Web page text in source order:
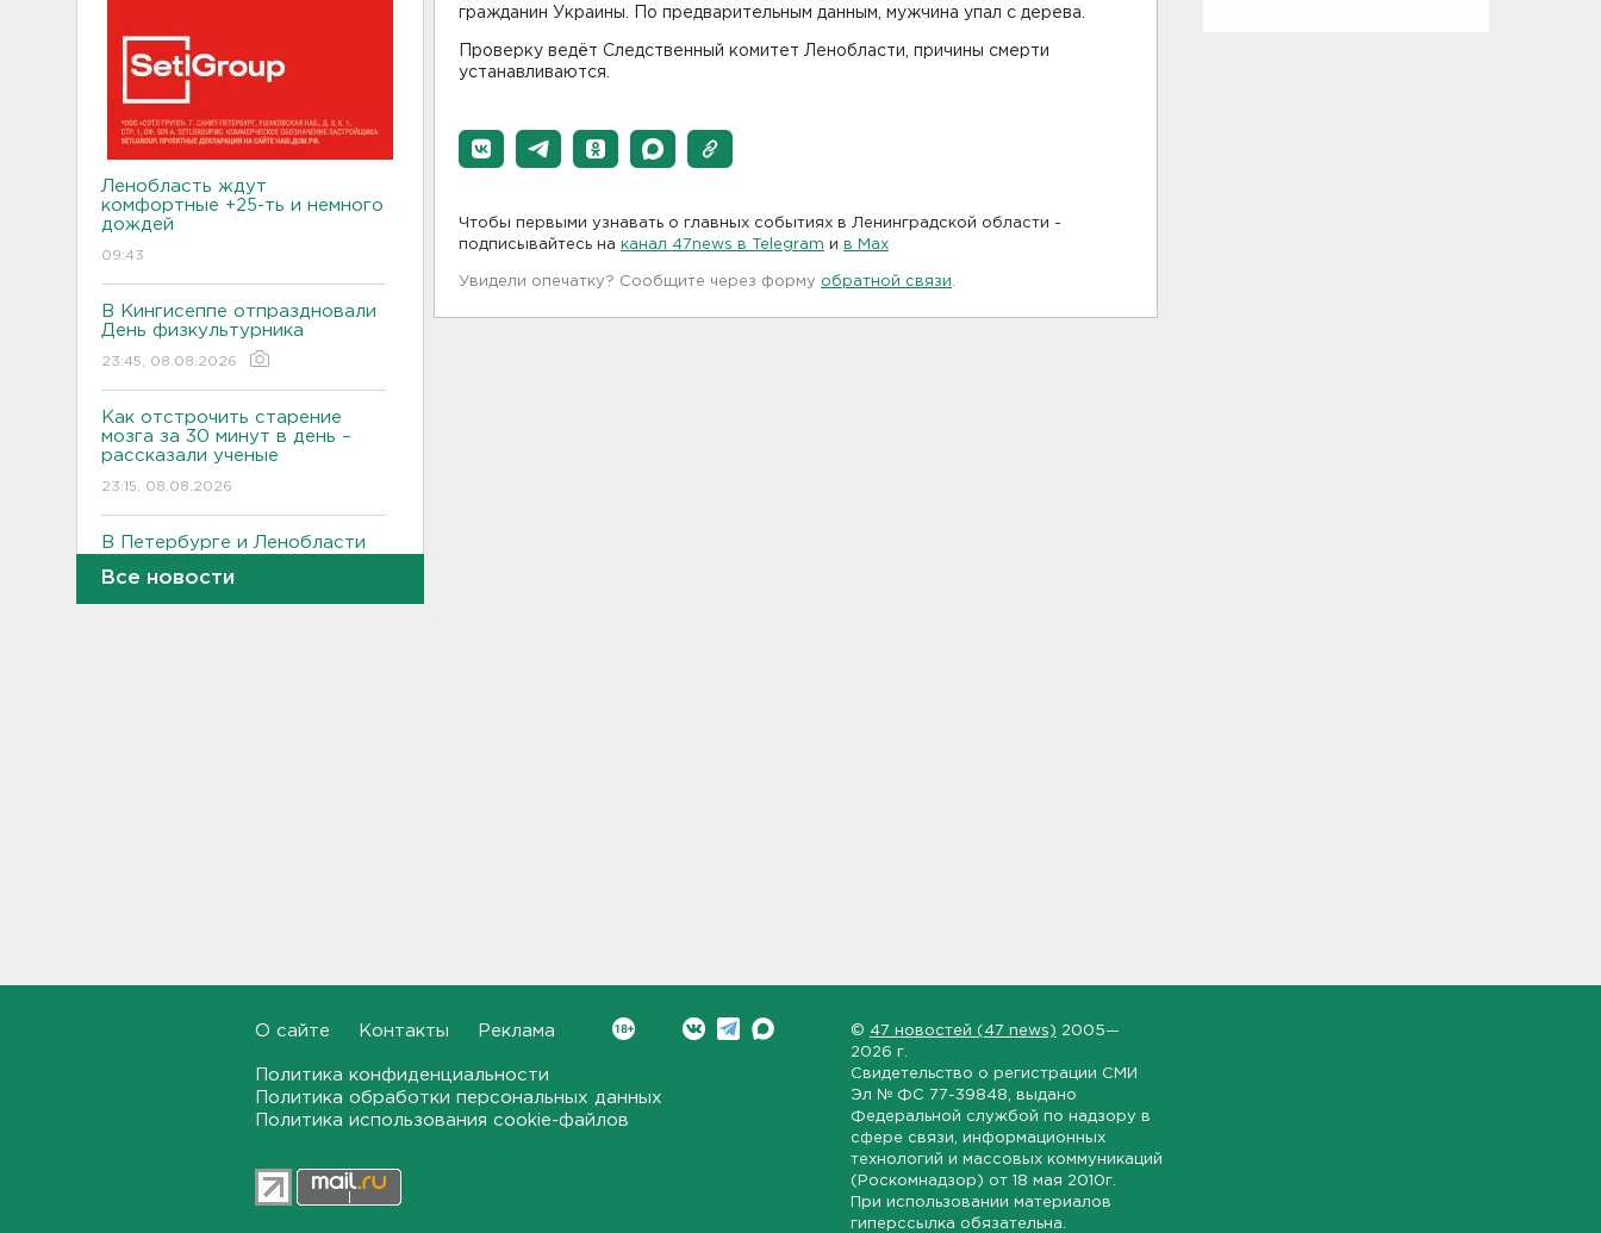
Ленобласть ждут
комфортные +25-ть и немного
дождей
09:43
В Кингисеппе отпраздновали
День физкультурника
23:45, 08.08.2026
Как отстрочить старение
мозга за 30 минут в день –
рассказали ученые
23:15, 08.08.2026
В Петербурге и Ленобласти
„под губу“ из-за никотина в
21:17, 08.08.2026
Ленинградской Победы 9
Молоку не место на дверце, а
бананам – внизу. Как
Все новости
гражданин Украины. По предварительным данным, мужчина упал с дерева.
Проверку ведёт Следственный комитет Ленобласти, причины смерти
устанавливаются.
Чтобы первыми узнавать о главных событиях в Ленинградской области -
подписывайтесь на канал 47news в Telegram и в Maх
Увидели опечатку? Сообщите через форму обратной связи
О сайте Контакты Реклама
Политика конфиденциальности
Политика обработки персональных данных
Политика использования cookie-файлов
© 47 новостей (47 news) 2005—
2026 г.
Свидетельство о регистрации СМИ
Эл № ФС 77-39848 , выдано
Федеральной службой по надзору в
сфере связи, информационных
технологий и массовых коммуникаций
(Роскомнадзор) от 18 мая 2010г.
При использовании материалов
гиперссылка обязательна.